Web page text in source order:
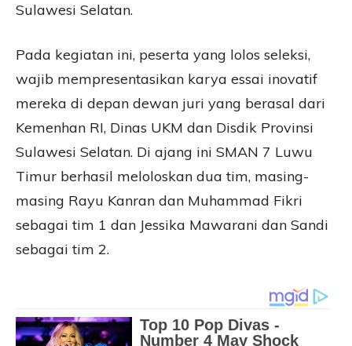
Sulawesi Selatan.
Pada kegiatan ini, peserta yang lolos seleksi,
wajib mempresentasikan karya essai inovatif
mereka di depan dewan juri yang berasal dari
Kemenhan RI, Dinas UKM dan Disdik Provinsi
Sulawesi Selatan. Di ajang ini SMAN 7 Luwu
Timur berhasil meloloskan dua tim, masing-
masing Rayu Kanran dan Muhammad Fikri
sebagai tim 1 dan Jessika Mawarani dan Sandi
sebagai tim 2.